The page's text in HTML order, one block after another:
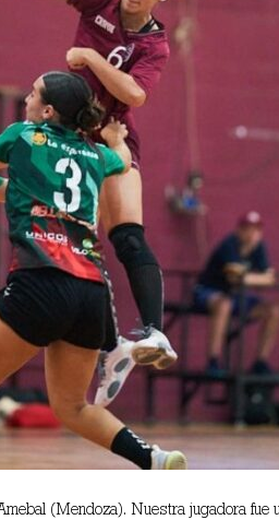
(Mendoza). Nuestra jugadora